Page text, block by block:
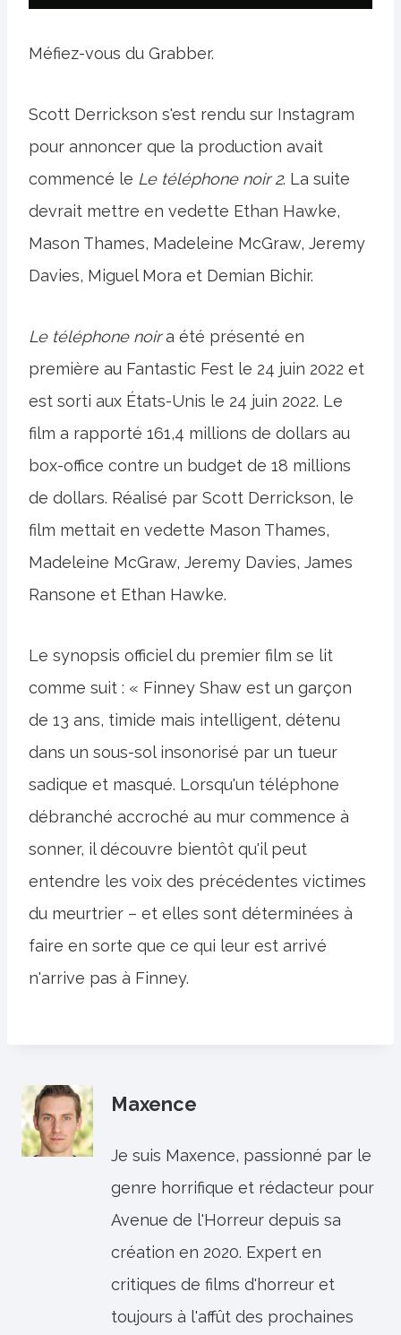
Méfiez-vous du Grabber.
Scott Derrickson s'est rendu sur Instagram
pour annoncer que la production avait
commencé le Le téléphone noir 2. La suite
devrait mettre en vedette Ethan Hawke,
Mason Thames, Madeleine McGraw, Jeremy
Davies, Miguel Mora et Demian Bichir.
Le téléphone noira été présenté en
première au Fantastic Fest le 24 juin 2022 et
est sorti aux États-Unis le 24 juin 2022. Le
film a rapporté 161,4 millions de dollars au
box-office contre un budget de 18 millions
de dollars. Réalisé par Scott Derrickson, le
film mettait en vedette Mason Thames,
Madeleine McGraw, Jeremy Davies, James
Ransone et Ethan Hawke.
Le synopsis officiel du premier film se lit
comme suit : « Finney Shaw est un garçon
de 13 ans, timide mais intelligent, détenu
dans un sous-sol insonorisé par un tueur
sadique et masqué. Lorsqu'un téléphone
débranché accroché au mur commence à
sonner, il découvre bientôt qu'il peut
entendre les voix des précédentes victimes
du meurtrier – et elles sont déterminées à
faire en sorte que ce qui leur est arrivé
n'arrive pas à Finney.
Maxence
Je suis Maxence, passionné par le
genre horrifique et rédacteur pour
Avenue de l'Horreur depuis sa
création en 2020. Expert en
critiques de films d'horreur et
toujours à l'affût des prochaines